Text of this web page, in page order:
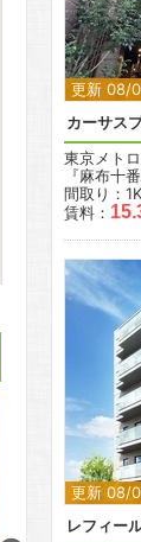
2
更新 08/
カーサス
東京メト
『麻布十
間取り：1K
賃料：
更新 08/
レフィー